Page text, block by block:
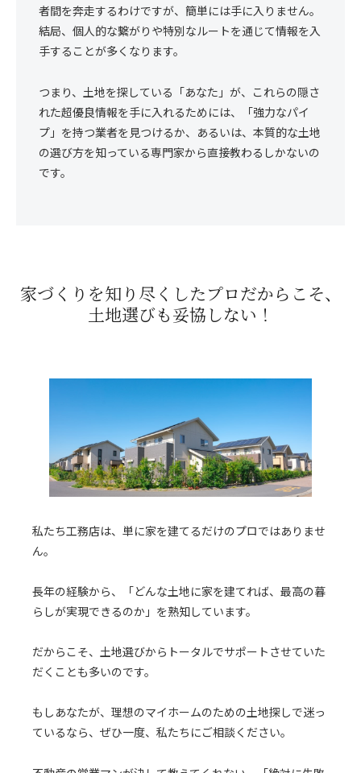
者間を奔走するわけですが、簡単には手に入りません。
結局、個人的な繋がりや特別なルートを通じて情報を入
手することが多くなります。
つまり、土地を探している「あなた」が、これらの隠さ
れた超優良情報を手に入れるためには、「強力なパイ
プ」を持つ業者を見つけるか、あるいは、本質的な土地
の選び方を知っている専門家から直接教わるしかないの
です。
家づくりを知り尽くしたプロだからこそ、
土地選びも妥協しない！
私たち工務店は、単に家を建てるだけのプロではありませ
ん。
長年の経験から、「どんな土地に家を建てれば、最高の暮
らしが実現できるのか」を熟知しています。
だからこそ、土地選びからトータルでサポートさせていた
だくことも多いのです。
もしあなたが、理想のマイホームのための土地探しで迷っ
ているなら、ぜひ一度、私たちにご相談ください。